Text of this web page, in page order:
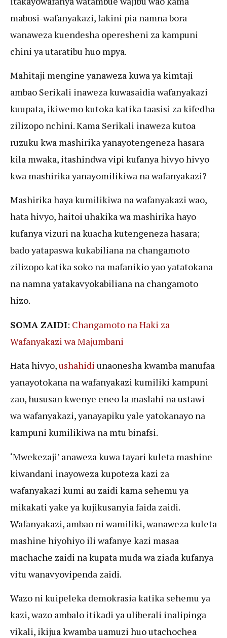
mabosi-wafanyakazi, lakini pia namna bora
wanaweza kuendesha operesheni za kampuni
chini ya utaratibu huo mpya.
Mahitaji mengine yanaweza kuwa ya kimtaji
ambao Serikali inaweza kuwasaidia wafanyakazi
kuupata, ikiwemo kutoka katika taasisi za kifedha
zilizopo nchini. Kama Serikali inaweza kutoa
ruzuku kwa mashirika yanayotengeneza hasara
kila mwaka, itashindwa vipi kufanya hivyo hivyo
kwa mashirika yanayomilikiwa na wafanyakazi?
Mashirika haya kumilikiwa na wafanyakazi wao,
hata hivyo, haitoi uhakika wa mashirika hayo
kufanya vizuri na kuacha kutengeneza hasara;
bado yatapaswa kukabiliana na changamoto
zilizopo katika soko na mafanikio yao yatatokana
na namna yatakavyokabiliana na changamoto
hizo.
SOMA ZAIDI: Changamoto na Haki za
Wafanyakazi wa Majumbani
Hata hivyo,ushahidi unaonesha kwamba manufaa
yanayotokana na wafanyakazi kumiliki kampuni
zao, hususan kwenye eneo la maslahi na ustawi
wa wafanyakazi, yanayapiku yale yatokanayo na
kampuni kumilikiwa na mtu binafsi.
‘Mwekezaji’ anaweza kuwa tayari kuleta mashine
kiwandani inayoweza kupoteza kazi za
wafanyakazi kumi au zaidi kama sehemu ya
mikakati yake ya kujikusanyia faida zaidi.
Wafanyakazi, ambao ni wamiliki, wanaweza kuleta
mashine hiyohiyo ili wafanye kazi masaa
machache zaidi na kupata muda wa ziada kufanya
vitu wanavyovipenda zaidi.
Wazo ni kuipeleka demokrasia katika sehemu ya
kazi, wazo ambalo itikadi ya uliberali inalipinga
vikali, ikijua kwamba uamuzi huo utachochea